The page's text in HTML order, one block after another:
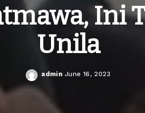
Ini
Unila
Posted
admin June 16, 2023